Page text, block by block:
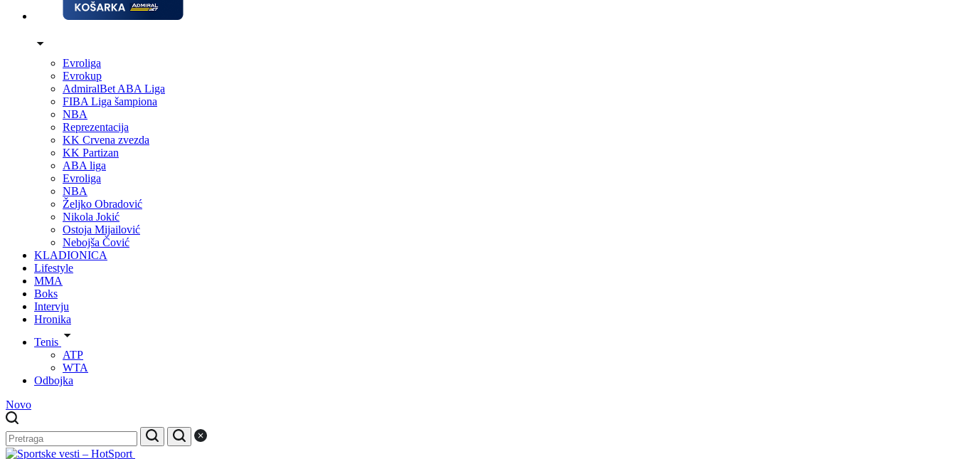
Evroliga
Evrokup
AdmiralBet ABA Liga
FIBA Liga šampiona
NBA
Reprezentacija
KK Crvena zvezda
KK Partizan
ABA liga
Evroliga
NBA
Željko Obradović
Nikola Jokić
Ostoja Mijailović
Nebojša Čović
KLADIONICA
Lifestyle
MMA
Boks
Intervju
Hronika
Tenis
ATP
WTA
Odbojka
Novo